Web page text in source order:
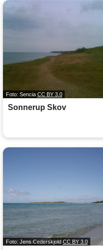
Foto: Sencia CC BY 3.0
Sonnerup Skov
Foto: Jens Cederskjold CC BY 3.0